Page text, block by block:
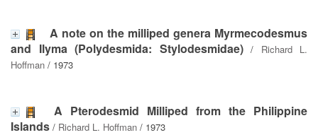
A note on the milliped genera Myrmecodesmus
and Ilyma (Polydesmida: Stylodesmidae)/ Richard L.
Hoffman / 1973
A Pterodesmid Milliped from the Philippine
Islands / Richard L. Hoffman / 1973